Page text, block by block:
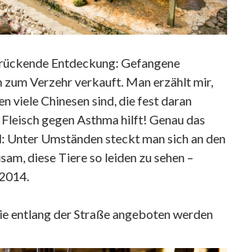
Entdeckung: Gefangene
zum Verzehr verkauft. Man erzählt mir,
viele Chinesen sind, die fest daran
gegen Asthma hilft! Genau das
Unter Umständen steckt man sich an den
diese Tiere so leiden zu sehen –
entlang der Straße angeboten werden